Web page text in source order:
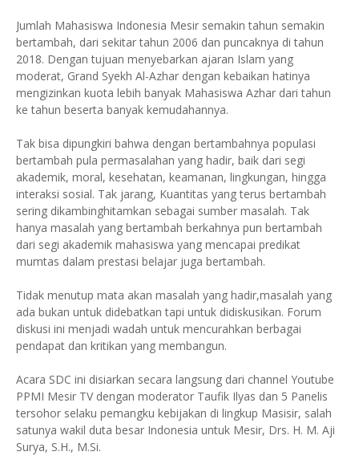
Jumlah Mahasiswa Indonesia Mesir semakin tahun semakin
bertambah, dari sekitar tahun 2006 dan puncaknya di tahun
2018. Dengan tujuan menyebarkan ajaran Islam yang
moderat, Grand Syekh Al-Azhar dengan kebaikan hatinya
mengizinkan kuota lebih banyak Mahasiswa Azhar dari tahun
ke tahun beserta banyak kemudahannya.
Tak bisa dipungkiri bahwa dengan bertambahnya populasi
bertambah pula permasalahan yang hadir, baik dari segi
akademik, moral, kesehatan, keamanan, lingkungan, hingga
interaksi sosial. Tak jarang, Kuantitas yang terus bertambah
sering dikambinghitamkan sebagai sumber masalah. Tak
hanya masalah yang bertambah berkahnya pun bertambah
dari segi akademik mahasiswa yang mencapai predikat
mumtas dalam prestasi belajar juga bertambah.
Tidak menutup mata akan masalah yang hadir,masalah yang
ada bukan untuk didebatkan tapi untuk didiskusikan. Forum
diskusi ini menjadi wadah untuk mencurahkan berbagai
pendapat dan kritikan yang membangun.
Acara SDC ini disiarkan secara langsung dari channel Youtube
PPMI Mesir TV dengan moderator Taufik Ilyas dan 5 Panelis
tersohor selaku pemangku kebijakan di lingkup Masisir, salah
satunya wakil duta besar Indonesia untuk Mesir, Drs. H. M. Aji
Surya, S.H., M.Si.